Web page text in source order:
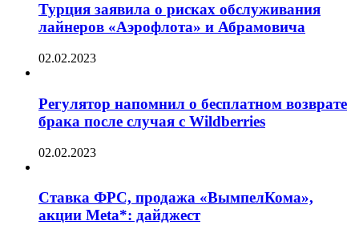
Турция заявила о рисках обслуживания
лайнеров «Аэрофлота» и Абрамовича
02.02.2023
Регулятор напомнил о бесплатном возврате
брака после случая с Wildberries
02.02.2023
Ставка ФРС, продажа «ВымпелКома»,
акции Meta*: дайджест